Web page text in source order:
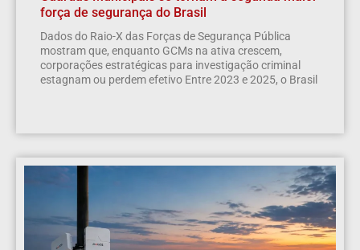
força de segurança do Brasil
Dados do Raio-X das Forças de Segurança Pública
mostram que, enquanto GCMs na ativa crescem,
corporações estratégicas para investigação criminal
estagnam ou perdem efetivo Entre 2023 e 2025, o Brasil